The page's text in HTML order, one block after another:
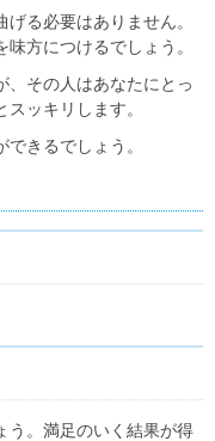
る必要はありません。
方につけるでしょう。
、その人はあなたにとっ
ッキリします。
きるでしょう。
う。満足のいく結果が得